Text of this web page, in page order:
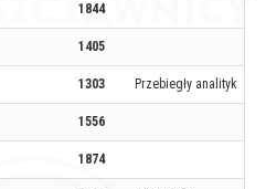
1844
1405
1303 Przebiegły analityk
1556
1874